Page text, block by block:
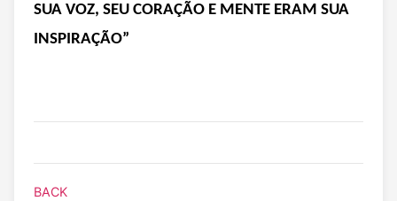
SUA VOZ, SEU CORAÇÃO E MENTE ERAM SUA
INSPIRAÇÃO”
BACK